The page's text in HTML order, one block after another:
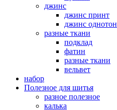
джинс
джинс принт
джинс однотон
разные ткани
подклад
фатин
разные ткани
вельвет
набор
Полезное для шитья
разное полезное
калька